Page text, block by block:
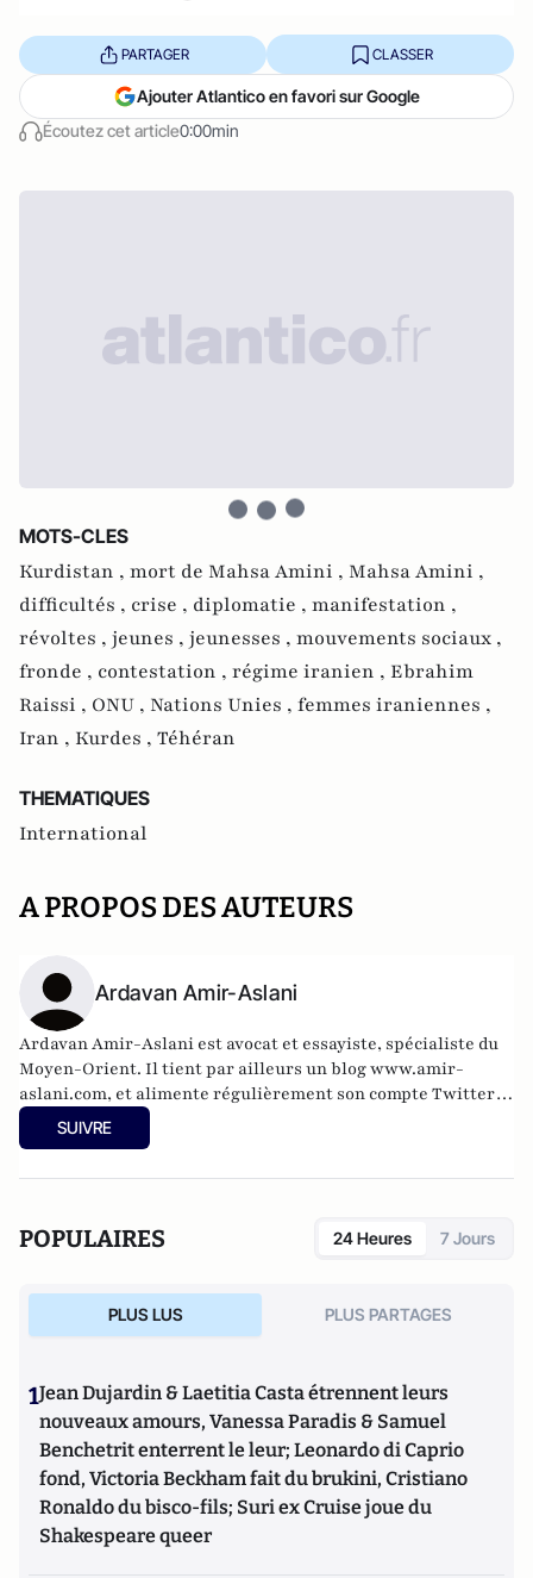
Écoutez cet article0:00min
PARTAGER CLASSER
Ajouter Atlantico en favori sur Google
MOTS-CLES
Kurdistan , mort de Mahsa Amini , Mahsa Amini ,
difficultés , crise , diplomatie , manifestation ,
révoltes , jeunes , jeunesses , mouvements sociaux ,
fronde , contestation , régime iranien , Ebrahim
Raissi , ONU , Nations Unies , femmes iraniennes ,
Iran , Kurdes , Téhéran
THEMATIQUES
International
A PROPOS DES AUTEURS
Ardavan Amir-Aslani
Ardavan Amir-Aslani est avocat et essayiste, spécialiste du
Moyen-Orient. Il tient par ailleurs un blogwww.amir-
aslani.com, et alimente régulièrement son compte Twitter:
@a_amir_aslani.
SUIVRE
POPULAIRES 24 Heures 7 Jours
PLUS LUS PLUS PARTAGES
1Jean Dujardin & Laetitia Casta étrennent leurs
nouveaux amours, Vanessa Paradis & Samuel
Benchetrit enterrent le leur; Leonardo di Caprio
fond, Victoria Beckham fait du brukini, Cristiano
Ronaldo du bisco-fils; Suri ex Cruise joue du
Shakespeare queer